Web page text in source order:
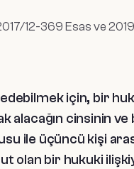
12-369 Esas ve
için, bir
alacağın cinsinin
ile üçüncü kişi
olan bir hukuki